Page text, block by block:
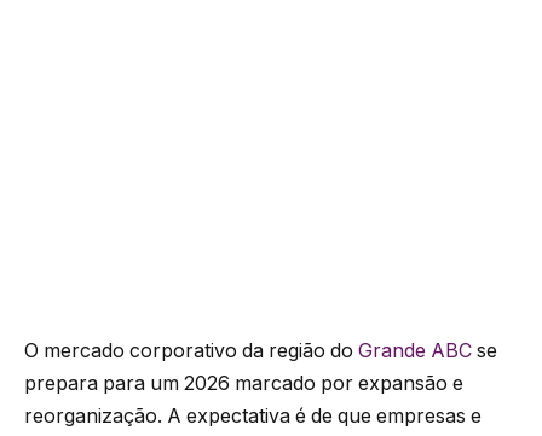
O mercado corporativo da região do Grande ABC se
prepara para um 2026 marcado por expansão e
reorganização. A expectativa é de que empresas e